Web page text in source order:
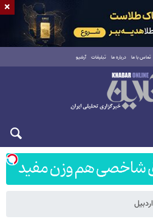
تماس با ما درباره ما تبلیغات آرشیو
اردبیل
×